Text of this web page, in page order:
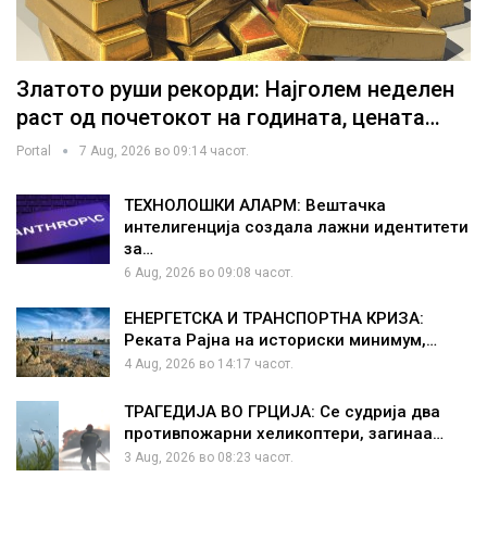
Златото руши рекорди: Најголем неделен
раст од почетокот на годината, цената…
Portal 7 Aug, 2026 во 09:14 часот.
ТЕХНОЛОШКИ АЛАРМ: Вештачка
интелигенција создала лажни идентитети
за…
6 Aug, 2026 во 09:08 часот.
ЕНЕРГЕТСКА И ТРАНСПОРТНА КРИЗА:
Реката Рајна на историски минимум,…
4 Aug, 2026 во 14:17 часот.
ТРАГЕДИЈА ВО ГРЦИЈА: Се судрија два
противпожарни хеликоптери, загинаа…
3 Aug, 2026 во 08:23 часот.